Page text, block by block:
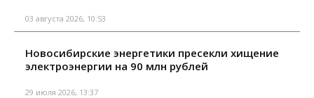
03 августа 2026, 10:53
Новосибирские энергетики пресекли хищение
электроэнергии на 90 млн рублей
29 июля 2026, 13:37